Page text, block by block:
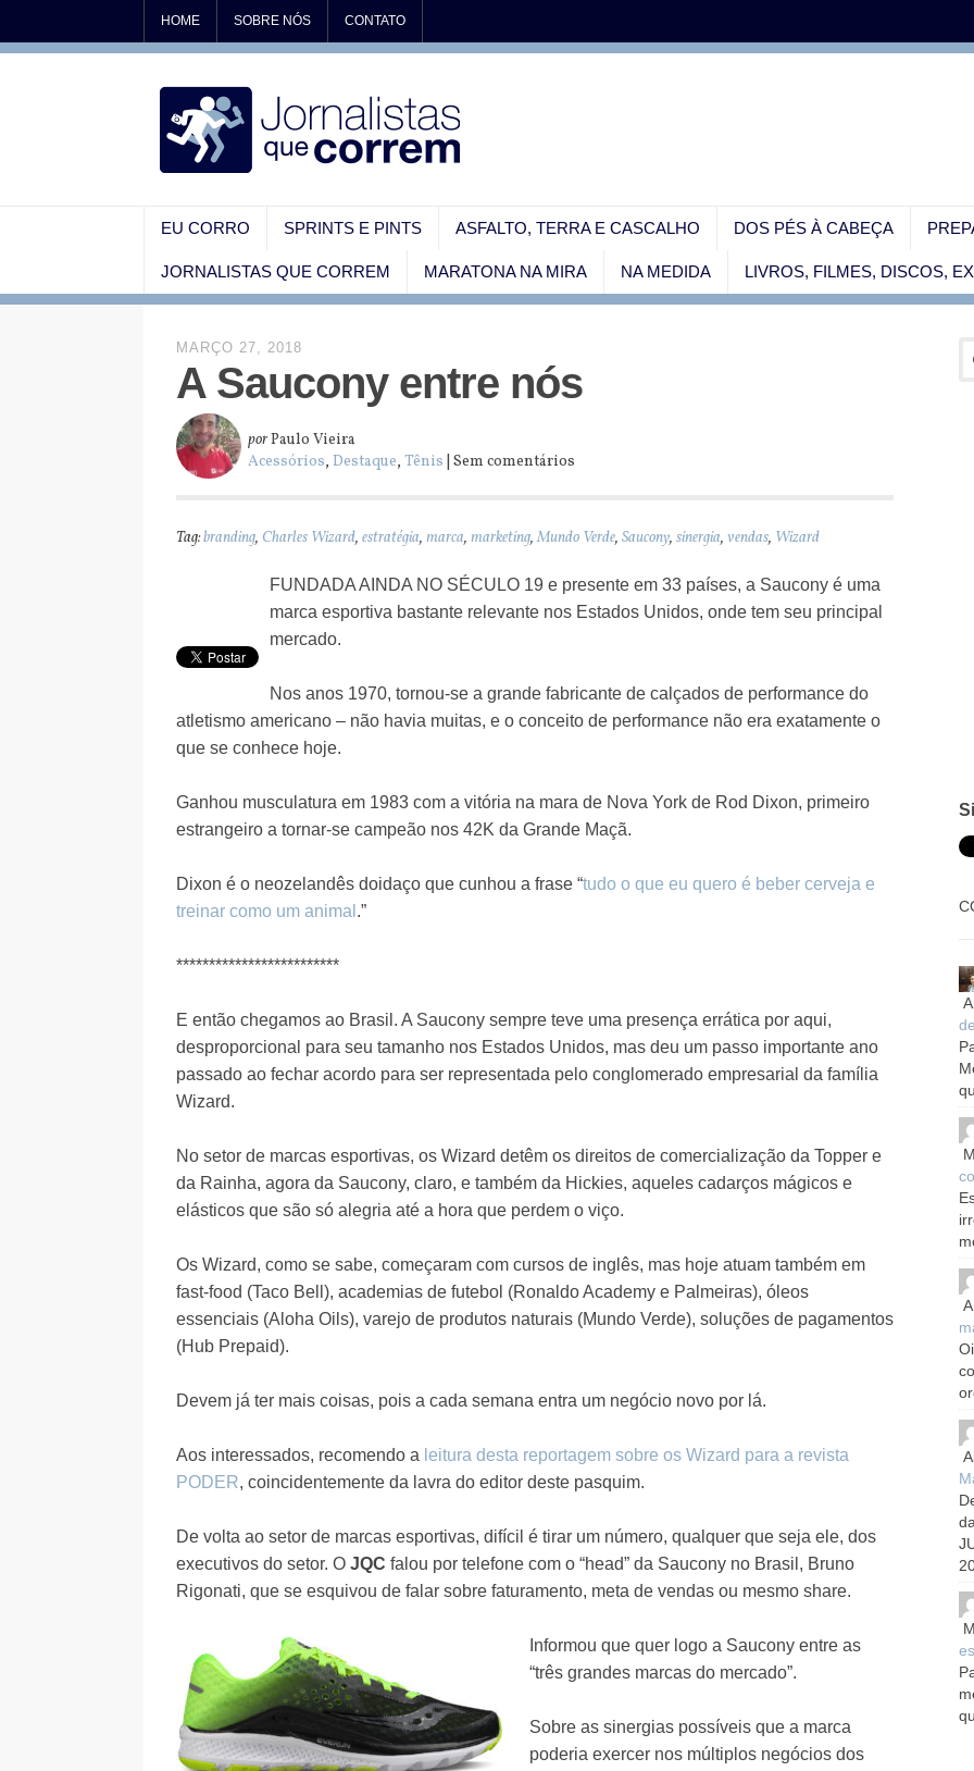
HOME SOBRE NÓS CONTATO
EU CORRO SPRINTS E PINTS ASFALTO, TERRA E CASCALHO DOS PÉS À CABEÇA
JORNALISTAS QUE CORREM MARATONA NA MIRA NA MEDIDA LIVROS, FILMES, DISCOS,
MARÇO 27, 2018
A Saucony entre nós
porPaulo Vieira
Acessórios, Destaque, Tênis | Sem comentários
Tag:branding, Charles Wizard, estratégia, marca, marketing,Mundo Verde, Saucony, sinergia, vendas, Wizard
FUNDADA AINDA NO SÉCULO 19 e presente em 33 países, a Saucony é uma
marca esportiva bastante relevante nos Estados Unidos, onde tem seu principal
mercado.
Nos anos 1970, tornou-se a grande fabricante de calçados de performance do
atletismo americano – não havia muitas, e o conceito de performance não era exatamente o
que se conhece hoje.
Ganhou musculatura em 1983 com a vitória na mara de Nova York de Rod Dixon, primeiro
estrangeiro a tornar-se campeão nos 42K da Grande Maçã.
Dixon é o neozelandês doidaço que cunhou a frase “tudo o que eu quero é beber cerveja e
treinar como um animal .”
*************************
E então chegamos ao Brasil. A Saucony sempre teve uma presença errática por aqui,
desproporcional para seu tamanho nos Estados Unidos, mas deu um passo importante ano
passado ao fechar acordo para ser representada pelo conglomerado empresarial da família
Wizard.
No setor de marcas esportivas, os Wizard detêm os direitos de comercialização da Topper e
da Rainha, agora da Saucony, claro, e também da Hickies, aqueles cadarços mágicos e
elásticos que são só alegria até a hora que perdem o viço.
Os Wizard, como se sabe, começaram com cursos de inglês, mas hoje atuam também em
fast-food (Taco Bell), academias de futebol (Ronaldo Academy e Palmeiras), óleos
essenciais (Aloha Oils), varejo de produtos naturais (Mundo Verde), soluções de pagamentos
(Hub Prepaid).
Devem já ter mais coisas, pois a cada semana entra um negócio novo por lá.
Aos interessados, recomendo a leitura desta reportagem sobre os Wizard para a revista
PODER, coincidentemente da lavra do editor deste pasquim.
De volta ao setor de marcas esportivas, difícil é tirar um número, qualquer que seja ele, dos
executivos do setor. O JQC falou por telefone com o “head” da Saucony no Brasil, Bruno
Rigonati, que se esquivou de falar sobre faturamento, meta de vendas ou mesmo share.
Informou que quer logo a Saucony entre as
“três grandes marcas do mercado”.
Sobre as sinergias possíveis que a marca
poderia exercer nos múltiplos negócios dos